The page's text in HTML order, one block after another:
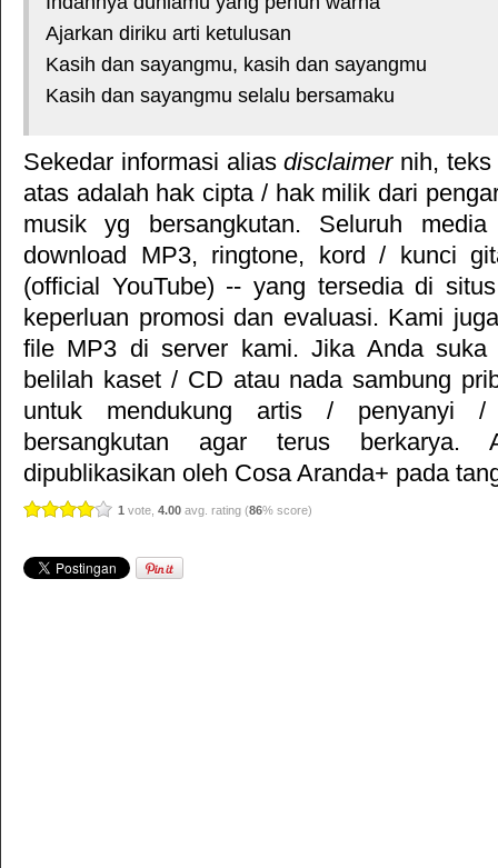
Ajarkan diriku arti ketulusan
Kasih dan sayangmu, kasih dan sayangmu
Kasih dan sayangmu selalu bersamaku
Sekedar informasi aliasdisclaimernih, teks
atas adalah hak cipta / hak milik dari
musik yg bersangkutan. Seluruh
download MP3, ringtone, kord / kunci
(official YouTube) -- yang tersedia di
keperluan promosi dan evaluasi. Kami
file MP3 di server kami. Jika Anda
belilah kaset / CD atau nada sambung
untuk mendukung artis / penyanyi
bersangkutan agar terus berkarya.
dipublikasikan oleh Cosa Aranda+ pada
1 vote, 4.00 avg. rating (86% score)